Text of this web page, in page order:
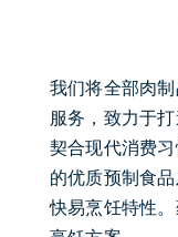
我们将全部肉
服务，致力于
契合现代消费
的优质预制食
快易烹饪特性